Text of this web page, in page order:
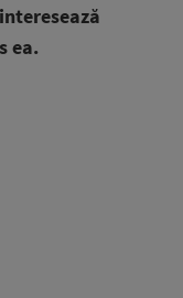
ea.